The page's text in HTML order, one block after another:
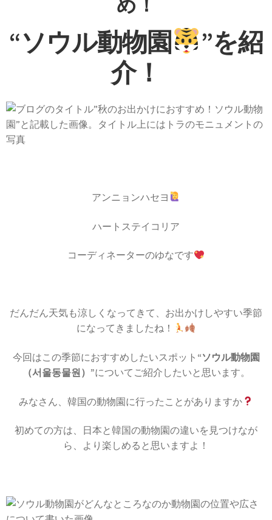
“ソウル動物園
”を紹
介！
アンニョンハセヨ
ハートステイコリア
コーディネーターのゆなです
だんだん天気も涼しくなってきて、お出かけしやすい季節
になってきましたね！
今回はこの季節におすすめしたいスポット “ソウル動物園
（서울동물원）”についてご紹介したいと思います。
みなさん、韓国の動物園に行ったことがありますか
初めての方は、日本と韓国の動物園の違いを見つけなが
ら、より楽しめると思いますよ！